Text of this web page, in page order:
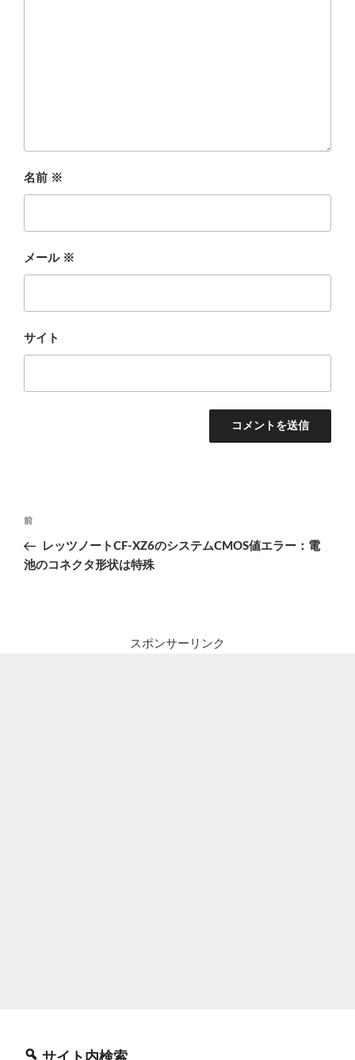
名前 ※
メール ※
サイト
投
ナ
前
の
投
前
レッツノートCF-XZ6のシステムCMOS値エラー：電
池のコネクタ形状は特殊
スポンサーリンク